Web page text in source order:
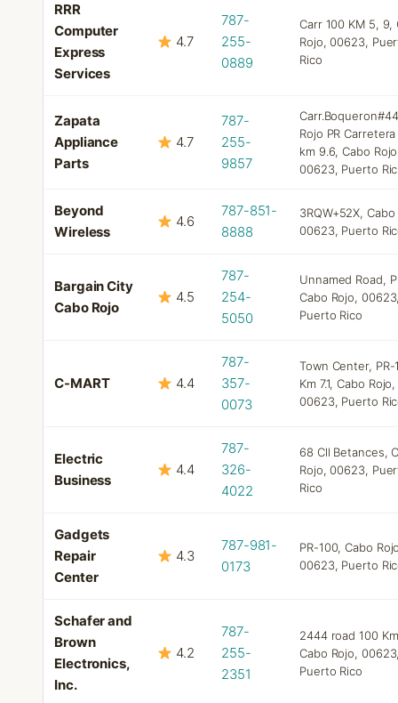
RRR
Computer
Express
Services
4.7
787-
255-
0889
Carr 100 KM 5, 9,
Rojo, 00623,
Rico
Zapata
Appliance
Parts
4.7
787-
255-
9857
Rojo PR
km 9.6, Cabo
00623, Puerto Ric
Beyond
Wireless
4.6
787-851-
8888
3RQW+52X,
00623, Puerto
Bargain City
Cabo Rojo
4.5
787-
254-
5050
Unnamed Road,
Cabo Rojo,
Puerto Rico
C-MART 4.4
787-
357-
0073
Town Center, PR-
Km 7.1, Cabo Rojo,
00623, Puerto
Electric
Business
4.4
787-
326-
4022
68 Cll Betances,
Rojo, 00623,
Rico
Gadgets
Repair
Center
4.3
787-981-
0173
PR-100, Cabo
00623, Puerto
Schafer and
Brown
Electronics,
Inc.
4.2
787-
255-
2351
2444 road 100
Cabo Rojo,
Puerto Rico